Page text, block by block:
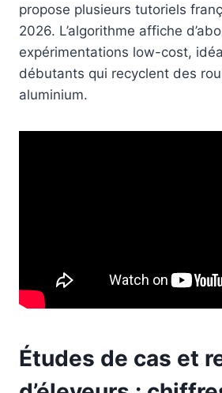
propose plusieurs tutoriels
2026. L’algorithme affiche
expérimentations low-cost,
débutants qui recyclent des
aluminium.
Études de cas et